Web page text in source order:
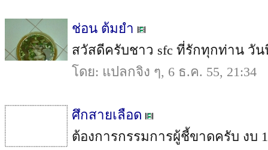
ช่อน ต้มยำ
สวัสดีครับชาว sfc ที่รักทุกท่าน วั
โดย: แปลกจิง ๆ, 6 ธ.ค. 55, 21:34
ศึกสายเลือด
ต้องการกรรมการผู้ชี้ขาดครับ งบ